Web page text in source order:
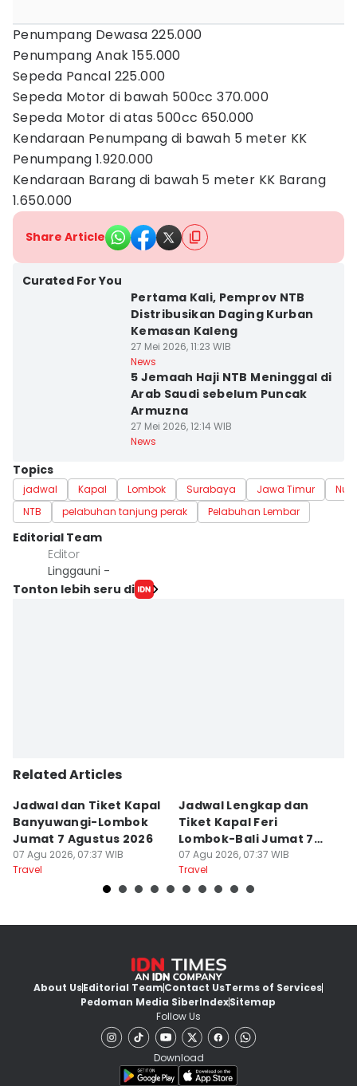
Penumpang Dewasa 225.000
Penumpang Anak 155.000
Sepeda Pancal 225.000
Sepeda Motor di bawah 500cc 370.000
Sepeda Motor di atas 500cc 650.000
Kendaraan Penumpang di bawah 5 meter KK
Penumpang 1.920.000
Kendaraan Barang di bawah 5 meter KK Barang
1.650.000
Share Article
Curated For You
Pertama Kali, Pemprov NTB
Distribusikan Daging Kurban
Kemasan Kaleng
27 Mei 2026, 11:23 WIB
News
5 Jemaah Haji NTB Meninggal di
Arab Saudi sebelum Puncak
Armuzna
27 Mei 2026, 12:14 WIB
News
Topics
jadwal Kapal Lombok Surabaya Jawa Timur
NTB
pelabuhan tanjung perak Pelabuhan Lembar
Editorial Team
Editor
Linggauni -
Tonton lebih seru di
Related Articles
Jadwal dan Tiket Kapal
Banyuwangi-Lombok
Jumat 7 Agustus 2026
07 Agu 2026, 07:37 WIB
Travel
Jadwal Lengkap dan
Tiket Kapal Feri
Lombok-Bali Jumat 7
Agustus 2026
07 Agu 2026, 07:37 WIB
Travel
About UsEditorial TeamContact UsTerms of Services
Pedoman Media SiberIndexSitemap
Follow Us
Download